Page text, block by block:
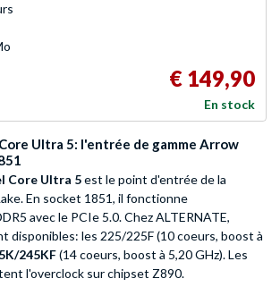
€ 149,90
En stock
Ultra 5: l'entrée de gamme Arrow
Core Ultra 5est le point d'entrée de la
En socket 1851, il fonctionne
avec le PCIe 5.0. Chez ALTERNATE,
disponibles: les 225/225F (10 coeurs, boost à
245KF(14 coeurs, boost à 5,20 GHz). Les
l'overclock sur chipset Z890.